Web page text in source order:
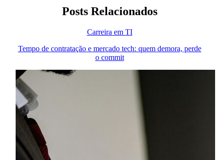
Posts Relacionados
Carreira em TI
Tempo de contratação e mercado tech: quem demora, perde
o commit